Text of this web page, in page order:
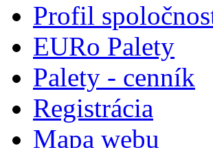
Profil
EURo Palety
Palety - cenník
Registrácia
Mapa webu